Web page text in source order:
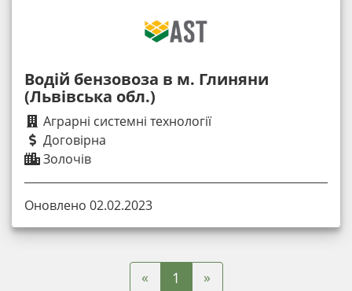
Водій бензовоза в м. Глиняни
(Львівська обл.)
Аграрні системні технології
Договірна
Золочів
Оновлено 02.02.2023
« 1 »